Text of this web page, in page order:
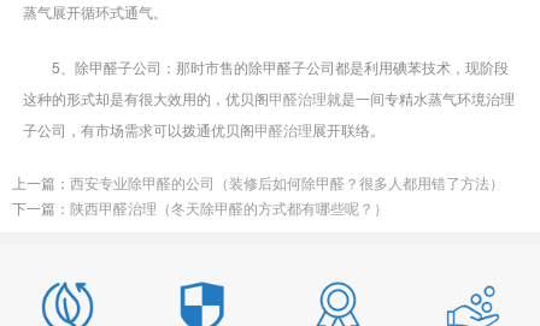
蒸气展开循环式通气。
5、除甲醛子公司：那时市售的除甲醛子公司都是利用碘苯技术，现阶段
这种的形式却是有很大效用的，优贝阁甲醛治理就是一间专精水蒸气环境治理
子公司，有市场需求可以拨通优贝阁甲醛治理展开联络。
上一篇： 西安专业除甲醛的公司（装修后如何除甲醛？很多人都用错了方法）
下一篇： 陕西甲醛治理（冬天除甲醛的方式都有哪些呢？）